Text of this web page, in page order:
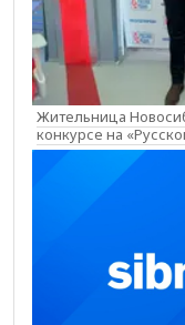
Жительница
конкурсе на